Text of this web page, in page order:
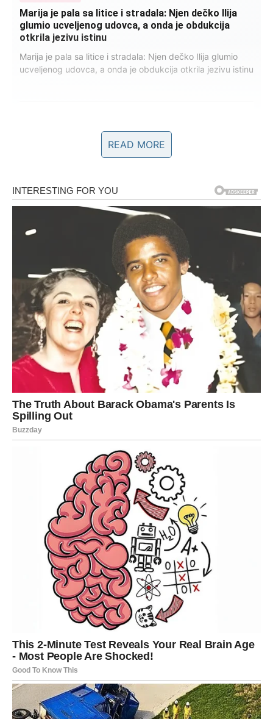
Kad se Marin suprug razbolio ona ga kupala,
pelene mu mijenjala: Jedno jutro je poslao po
čokoladu..
Kad se Marin suprug razbolio ona ga kupala, pelene mu
mijenjala: Jedno jutro je poslao po čokoladu..
Sastojci – šta ti je potrebno za
ovo jelo?
Za pripremu ovog jela za četiri osobe, trebaće ti sledeće
namirnice:
500 g pilećeg filea– najbolje od belog mesa, jer je
mekano i brzo se peče
700–800 g krompira
– preporučuje se beli krompir
zbog bržeg omekšavanja
Suvi začin– po izboru, može to biti univerzalni začin
za jela ili mešavina povrća
– osnovni začini koje koristiš po ukusu
– da bi smesa dobila čvrstoću i bogatiji ukus
200 ml kisele pavlake– za kremastu završnicu
50 ml ulja– najbolje suncokretovo, ali može i
maslinovo za aromu
20 g maslaca– za podmazivanje vatrostalne posude i
dodatnu sočnost
Priprema – korak po korak
Priprema ovog jela se može podeliti u tri faze:priprema
sastojaka, slaganje u posudu i pečenje.
READ MORE